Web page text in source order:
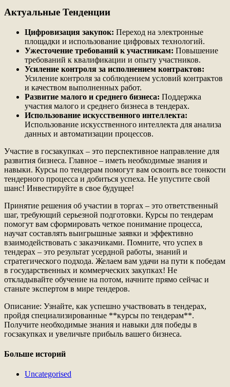
Актуальные Тенденции
Цифровизация закупок: Переход на электронные
площадки и использование цифровых технологий.
Ужесточение требований к участникам: Повышение
требований к квалификации и опыту участников.
Усиление контроля за исполнением контрактов:
Усиление контроля за соблюдением условий контрактов
и качеством выполненных работ.
Развитие малого и среднего бизнеса: Поддержка
участия малого и среднего бизнеса в тендерах.
Использование искусственного интеллекта:
Использование искусственного интеллекта для анализа
данных и автоматизации процессов.
Участие в госзакупках – это перспективное направление для
развития бизнеса. Главное – иметь необходимые знания и
навыки. Курсы по тендерам помогут вам освоить все тонкости
тендерного процесса и добиться успеха. Не упустите свой
шанс! Инвестируйте в свое будущее!
Принятие решения об участии в торгах – это ответственный
шаг, требующий серьезной подготовки. Курсы по тендерам
помогут вам сформировать четкое понимание процесса,
научат составлять выигрышные заявки и эффективно
взаимодействовать с заказчиками. Помните, что успех в
тендерах – это результат усердной работы, знаний и
стратегического подхода. Желаем вам удачи на пути к победам
в государственных и коммерческих закупках! Не
откладывайте обучение на потом, начните прямо сейчас и
станьте экспертом в мире тендеров.
Описание: Узнайте, как успешно участвовать в тендерах,
пройдя специализированные **курсы по тендерам**.
Получите необходимые знания и навыки для победы в
госзакупках и увеличьте прибыль вашего бизнеса.
Больше историй
Uncategorised